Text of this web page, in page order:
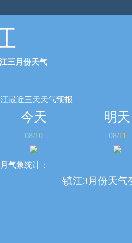
三月份天气
最近三天天气预报
今天
08/10
明天
08/11
气象统计：
镇江3月份天气